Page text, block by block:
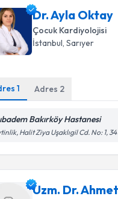
Dr. Ayla Oktay
Çocuk Kardiyolojisi
İstanbul, Sarıyer
1 Adres 2
Bakırköy Hastanesi
Halit Ziya Uşaklıgil Cd. No: 1,
Uzm. Dr.